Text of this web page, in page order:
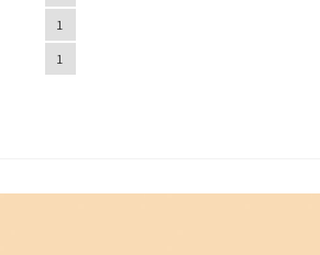
1
1